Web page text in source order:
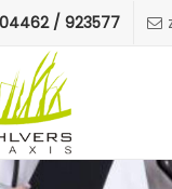
04462 / 923577